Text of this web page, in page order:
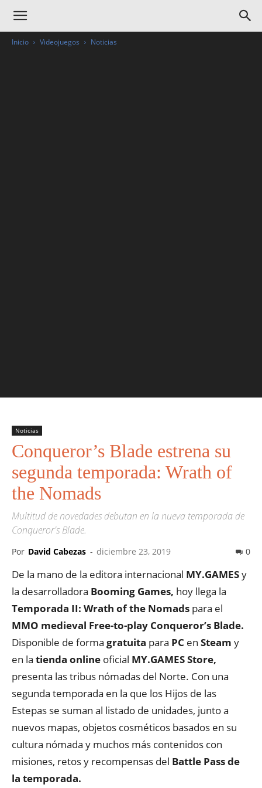
Inicio Videojuegos Noticias
Noticias
Conqueror’s Blade estrena su
segunda temporada: Wrath of
the Nomads
Multitud de novedades debutan en la nueva temporada de
Conqueror's Blade.
Por David Cabezas - diciembre 23, 2019 0
De la mano de la editora internacional MY.GAMESy
la desarrolladora Booming Games, hoy llega la
Temporada II: Wrath of the Nomads para el
MMO medieval Free-to-play Conqueror’s Blade.
Disponible de forma gratuita para PC en Steam y
en la tienda online oficial MY.GAMES Store,
presenta las tribus nómadas del Norte. Con una
segunda temporada en la que los Hijos de las
Estepas se suman al listado de unidades, junto a
nuevos mapas, objetos cosméticos basados en su
cultura nómada y muchos más contenidos con
misiones, retos y recompensas del Battle Pass de
la temporada.